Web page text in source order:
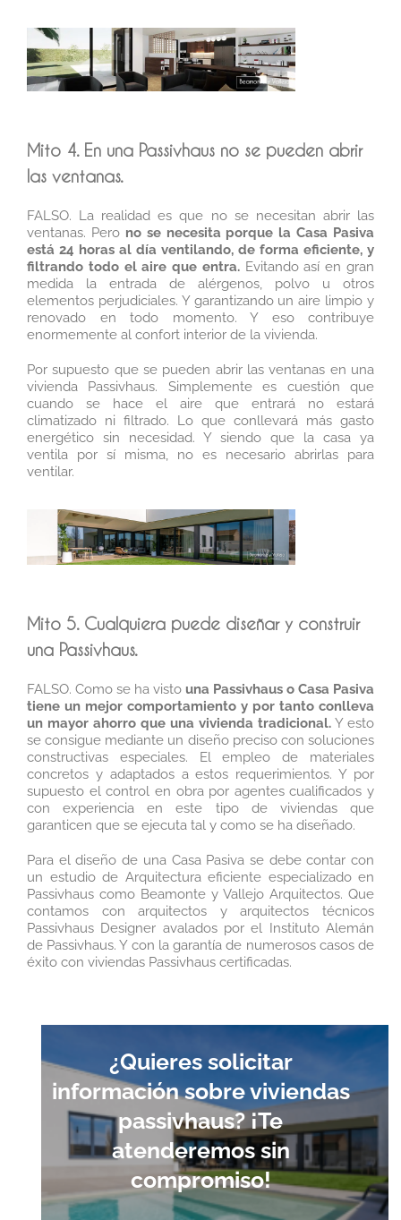
Mito 4. En una Passivhaus no se pueden abrir
las ventanas.
FALSO. La realidad es que no se necesitan abrir las
ventanas. Pero no se necesita porque la Casa Pasiva
está 24 horas al día ventilando, de forma eficiente, y
filtrando todo el aire que entra.Evitando así en gran
medida la entrada de alérgenos, polvo u otros
elementos perjudiciales. Y garantizando un aire limpio y
renovado en todo momento. Y eso contribuye
enormemente al confort interior de la vivienda.
Por supuesto que se pueden abrir las ventanas en una
vivienda Passivhaus. Simplemente es cuestión que
cuando se hace el aire que entrará no estará
climatizado ni filtrado. Lo que conllevará más gasto
energético sin necesidad. Y siendo que la casa ya
ventila por sí misma, no es necesario abrirlas para
ventilar.
Mito 5. Cualquiera puede diseñar y construir
una Passivhaus.
FALSO. Como se ha visto una Passivhaus o Casa Pasiva
tiene un mejor comportamiento y por tanto conlleva
un mayor ahorro que una vivienda tradicional. Y esto
se consigue mediante un diseño preciso con soluciones
constructivas especiales. El empleo de materiales
concretos y adaptados a estos requerimientos. Y por
supuesto el control en obra por agentes cualificados y
con experiencia en este tipo de viviendas que
garanticen que se ejecuta tal y como se ha diseñado.
Para el diseño de una Casa Pasiva se debe contar con
un estudio de Arquitectura eficiente especializado en
Passivhaus como Beamonte y Vallejo Arquitectos. Que
contamos con arquitectos y arquitectos técnicos
Passivhaus Designer avalados por el Instituto Alemán
de Passivhaus. Y con la garantía de numerosos casos de
éxito con viviendas Passivhaus certificadas.
¿Quieres solicitar
información sobre viviendas
passivhaus? ¡Te
atenderemos sin
compromiso!